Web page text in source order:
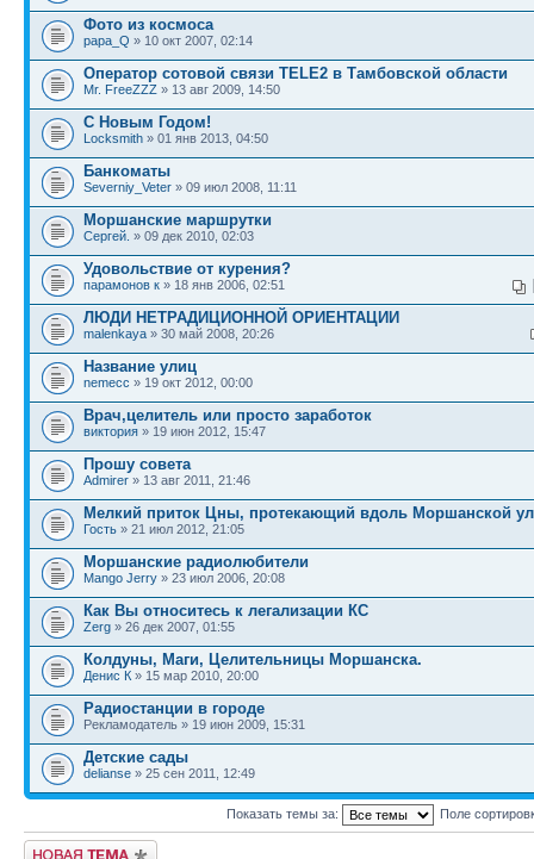
Фото из космоса
papa_Q » 10 окт 2007, 02:14
Оператор сотовой связи TELE2 в Тамбовской области
Mr. FreeZZZ » 13 авг 2009, 14:50
С Новым Годом!
Locksmith » 01 янв 2013, 04:50
Банкоматы
Severniy_Veter » 09 июл 2008, 11:11
Моршанские маршрутки
Сергей. » 09 дек 2010, 02:03
Удовольствие от курения?
парамонов к » 18 янв 2006, 02:51
ЛЮДИ НЕТРАДИЦИОННОЙ ОРИЕНТАЦИИ
malenkaya » 30 май 2008, 20:26
Название улиц
nemecc » 19 окт 2012, 00:00
Врач,целитель или просто заработок
виктория » 19 июн 2012, 15:47
Прошу совета
Admirer » 13 авг 2011, 21:46
Мелкий приток Цны, протекающий вдоль Моршанской
Гость » 21 июл 2012, 21:05
Моршанские радиолюбители
Mango Jerry » 23 июл 2006, 20:08
Как Вы относитесь к легализации КС
Zerg » 26 дек 2007, 01:55
Колдуны, Маги, Целительницы Моршанска.
Денис К » 15 мар 2010, 20:00
Радиостанции в городе
Рекламодатель » 19 июн 2009, 15:31
Детские сады
delianse » 25 сен 2011, 12:49
Показать темы за: Поле
Новая тема